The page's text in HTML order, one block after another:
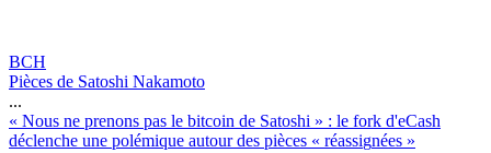
BCH
Pièces de Satoshi Nakamoto
...
« Nous ne prenons pas le bitcoin de Satoshi » : le fork d'eCash
déclenche une polémique autour des pièces « réassignées »